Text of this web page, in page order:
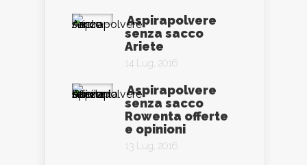
Aspirapolvere
senza sacco
Ariete
14 Lug, 2016
Aspirapolvere
senza sacco
Rowenta offerte
e opinioni
13 Lug, 2016